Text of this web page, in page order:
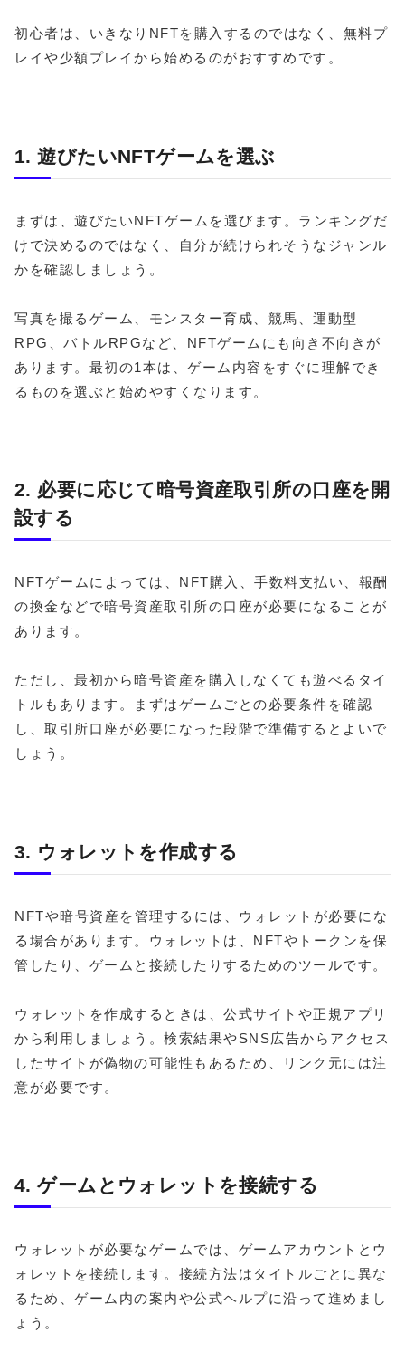
初心者は、いきなりNFTを購入するのではなく、無料プ
レイや少額プレイから始めるのがおすすめです。
1. 遊びたいNFTゲームを選ぶ
まずは、遊びたいNFTゲームを選びます。ランキングだ
けで決めるのではなく、自分が続けられそうなジャンル
かを確認しましょう。
写真を撮るゲーム、モンスター育成、競馬、運動型
RPG、バトルRPGなど、NFTゲームにも向き不向きが
あります。最初の1本は、ゲーム内容をすぐに理解でき
るものを選ぶと始めやすくなります。
2. 必要に応じて暗号資産取引所の口座を開
設する
NFTゲームによっては、NFT購入、手数料支払い、報酬
の換金などで暗号資産取引所の口座が必要になることが
あります。
ただし、最初から暗号資産を購入しなくても遊べるタイ
トルもあります。まずはゲームごとの必要条件を確認
し、取引所口座が必要になった段階で準備するとよいで
しょう。
3. ウォレットを作成する
NFTや暗号資産を管理するには、ウォレットが必要にな
る場合があります。ウォレットは、NFTやトークンを保
管したり、ゲームと接続したりするためのツールです。
ウォレットを作成するときは、公式サイトや正規アプリ
から利用しましょう。検索結果やSNS広告からアクセス
したサイトが偽物の可能性もあるため、リンク元には注
意が必要です。
4. ゲームとウォレットを接続する
ウォレットが必要なゲームでは、ゲームアカウントとウ
ォレットを接続します。接続方法はタイトルごとに異な
るため、ゲーム内の案内や公式ヘルプに沿って進めまし
ょう。